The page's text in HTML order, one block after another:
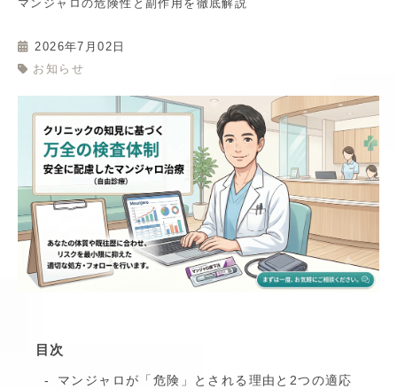
マンジャロの危険性と副作用を徹底解説
2026年7月02日
お知らせ
目次
マンジャロが「危険」とされる理由と2つの適応